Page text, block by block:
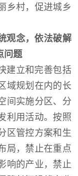
乡村，促进城乡
观念，依法破解
问题
建立和完善包括
域规划在内的长
间实施分区、分
利用活动。按照
区管控方案和生
局，禁止在重点
响的产业，禁止